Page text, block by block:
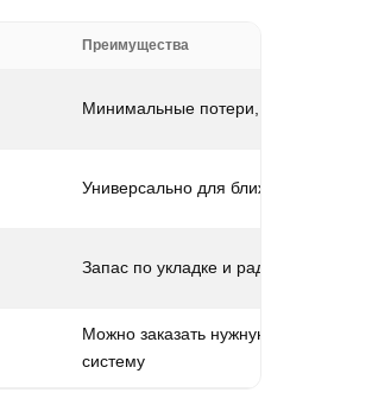
Преимущества
Минимальные потери, порядок в сборке
Универсально для ближнего монтажа
Запас по укладке и радиусам изгиба
Можно заказать нужную длину под вашу
систему